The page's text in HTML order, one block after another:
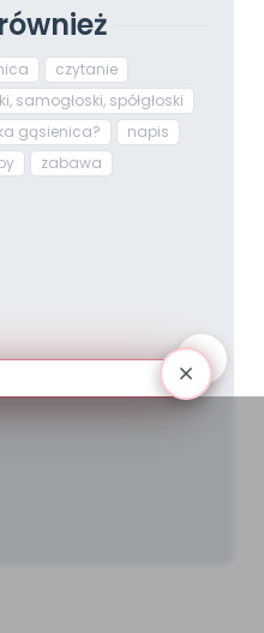
czytanie
samogłoski, spółgłoski
gąsienica?
napis
zabawa